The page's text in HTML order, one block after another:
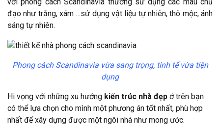
đạo như trắng, xám …sử dụng vật liệu tự nhiên, thô mộc, ánh
sáng tự nhiên.
Phong cách Scandinavia vừa sang trọng, tinh tế vừa tiện
dụng
Hi vọng với những xu hướng kiến trúc nhà đẹp ở trên bạn
có thể lựa chọn cho mình một phương án tốt nhất, phù hợp
nhất để xây dựng được một ngôi nhà như mong ước.